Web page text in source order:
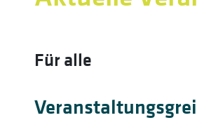
Für alle